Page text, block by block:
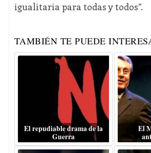
igualitaria para todas y todos”.
TAMBIÉN TE PUEDE
El repudiable drama de la
Guerra
El